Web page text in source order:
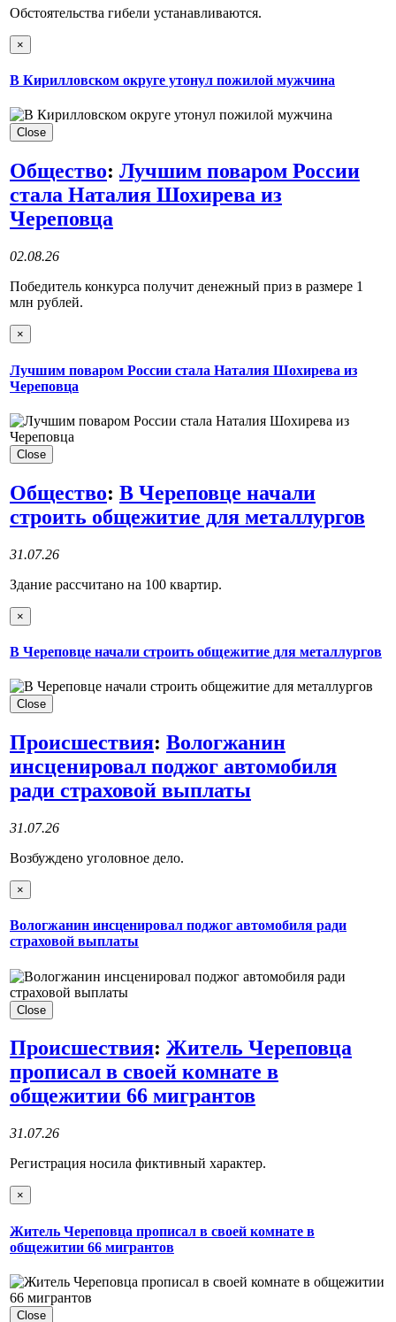
Обстоятельства гибели устанавливаются.
×
В Кирилловском округе утонул пожилой мужчина
Close
Общество: Лучшим поваром России
стала Наталия Шохирева из
Череповца
02.08.26
Победитель конкурса получит денежный приз в размере 1
млн рублей.
×
Лучшим поваром России стала Наталия Шохирева из
Череповца
Close
Общество: В Череповце начали
строить общежитие для металлургов
31.07.26
Здание рассчитано на 100 квартир.
×
В Череповце начали строить общежитие для металлургов
Close
Происшествия: Вологжанин
инсценировал поджог автомобиля
ради страховой выплаты
31.07.26
Возбуждено уголовное дело.
×
Вологжанин инсценировал поджог автомобиля ради
страховой выплаты
Close
Происшествия: Житель Череповца
прописал в своей комнате в
общежитии 66 мигрантов
31.07.26
Регистрация носила фиктивный характер.
×
Житель Череповца прописал в своей комнате в
общежитии 66 мигрантов
Close